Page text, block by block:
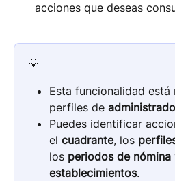
acciones que deseas
💡
Esta funcionalidad está
perfiles de
Puedes identificar
el cuadrante, los
los periodos de nómina
establecimientos.